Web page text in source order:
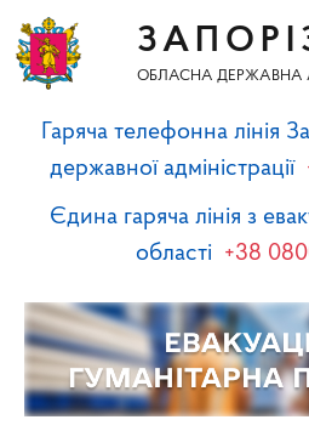
ОБЛАСНА ДЕРЖАВНА
Гаряча телефонна лінія
державної адміністрації
Єдина гаряча лінія з
області +38